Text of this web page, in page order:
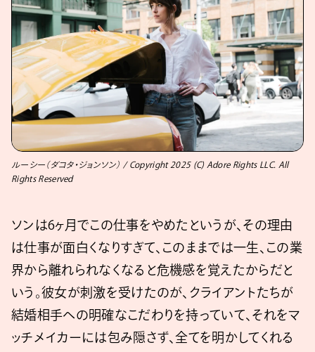
ルーシー（ダコタ・ジョンソン） / Copyright 2025 (C) Adore Rights LLC. All
Rights Reserved
ソンは6ヶ月でこの仕事をやめたというが、その理由
は仕事が面白くなりすぎて、このままでは一生、この業
界から離れられなくなると危機感を覚えたからだと
いう。彼女が刺激を受けたのが、クライアントたちが
結婚相手への明確なこだわりを持っていて、それをマ
ッチメイカーには包み隠さず、全てを明かしてくれる